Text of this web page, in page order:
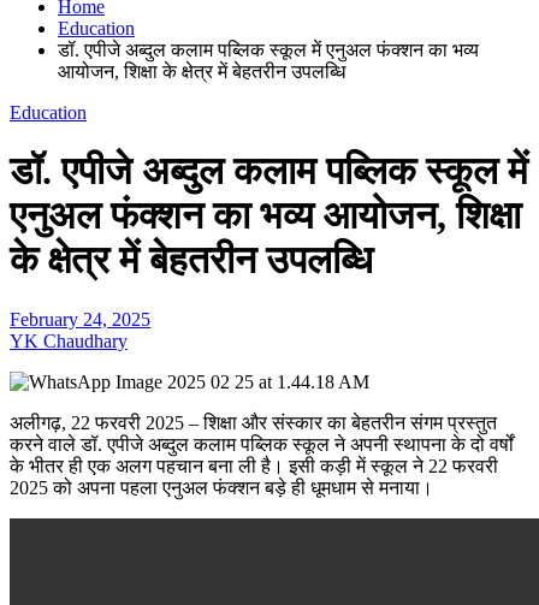
Home
Education
डॉ. एपीजे अब्दुल कलाम पब्लिक स्कूल में एनुअल फंक्शन का भव्य
आयोजन, शिक्षा के क्षेत्र में बेहतरीन उपलब्धि
Education
डॉ. एपीजे अब्दुल कलाम पब्लिक स्कूल में
एनुअल फंक्शन का भव्य आयोजन, शिक्षा
के क्षेत्र में बेहतरीन उपलब्धि
February 24, 2025
YK Chaudhary
अलीगढ़, 22 फरवरी 2025 – शिक्षा और संस्कार का बेहतरीन संगम प्रस्तुत
करने वाले डॉ. एपीजे अब्दुल कलाम पब्लिक स्कूल ने अपनी स्थापना के दो वर्षों
के भीतर ही एक अलग पहचान बना ली है। इसी कड़ी में स्कूल ने 22 फरवरी
2025 को अपना पहला एनुअल फंक्शन बड़े ही धूमधाम से मनाया।